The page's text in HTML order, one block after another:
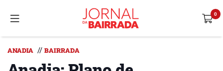
ANADIA // BAIRRADA